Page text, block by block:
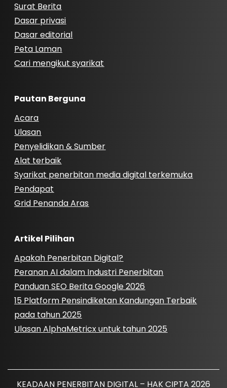
Surat Berita
Dasar privasi
Dasar editorial
Peta Laman
Cari mengikut syarikat
Pautan Berguna
Acara
Ulasan
Penyelidikan & Sumber
Alat terbaik
Syarikat penerbitan media digital terkemuka
Pendapat
Grid Penanda Aras
Artikel Pilihan
Apakah Penerbitan Digital?
Peranan AI dalam Industri Penerbitan
Panduan SEO Berita Google 2026
15 Platform Pensindiketan Kandungan Terbaik
pada tahun 2025
Ulasan AlphaMetricx untuk tahun 2025
KEADAAN PENERBITAN DIGITAL – HAK CIPTA 2026